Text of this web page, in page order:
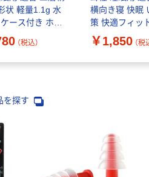
状 軽量1.1g 水
ース付き ホワ
EP02WH エ
個（直送品）
（税込）
横向き寝 快眠
策 快適フィッ
可 ベージュ
EP01BE エレ
（直送品）
￥1,850 （税
を探す